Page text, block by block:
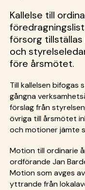
Kallelse till
försorg
och
före årsmötet.
Till kallelsen bifogas
gångna
förslag från
övriga till årsmötet
och motioner jämte
Motion till ordinarie
ordförande Jan
Motion som avges
yttrande från